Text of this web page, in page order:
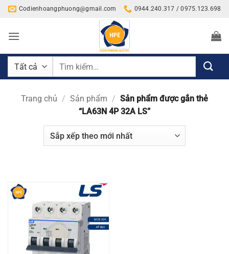
Bỏ
nội
Codienhoangphuong@gmail.com 0944.240.317 / 0975.123.698
Tìm
Trang chủ / Sản phẩm / Sản phẩm được gắn thẻ
“LA63N 4P 32A LS”